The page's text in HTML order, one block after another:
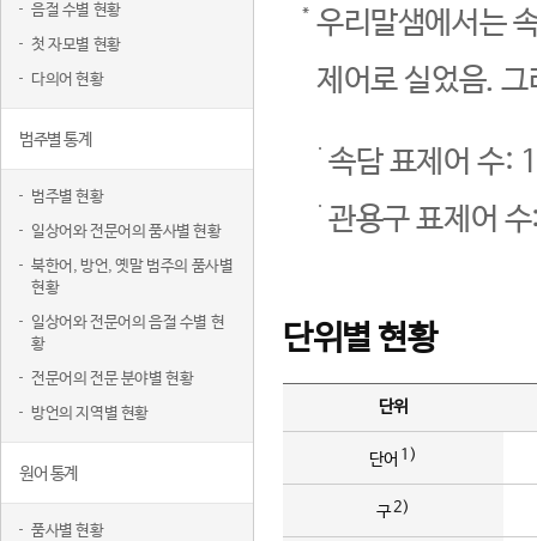
음절 수별 현황
첫 자모별 현황
다의어 현황
범주별 통계
범주별 현황
일상어와 전문어의 품사별 현황
북한어, 방언, 옛말 범주의 품사별
현황
일상어와 전문어의 음절 수별 현
황
전문어의 전문 분야별 현황
방언의 지역별 현황
원어 통계
품사별 현황
우리말샘에서는
제어로 실었음.
속담 표제어 수:
관용구 표제어
단위별 현황
단위
단어 1)
구2)